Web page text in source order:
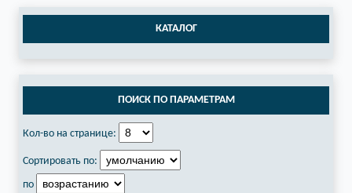
КАТАЛОГ
ПОИСК ПО ПАРАМЕТРАМ
Кол-во на странице:
Сортировать по:
по